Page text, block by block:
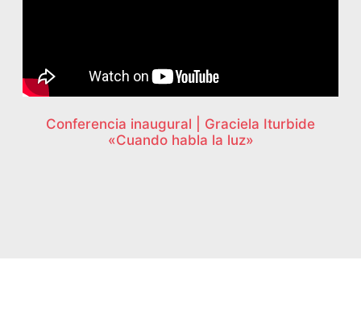
Conferencia inaugural | Graciela Iturbide
«Cuando habla la luz»